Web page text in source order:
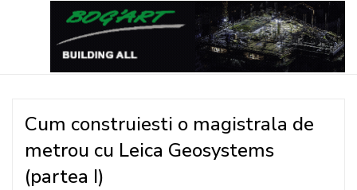
Cum construiesti o magistrala de
metrou cu Leica Geosystems
(partea I)